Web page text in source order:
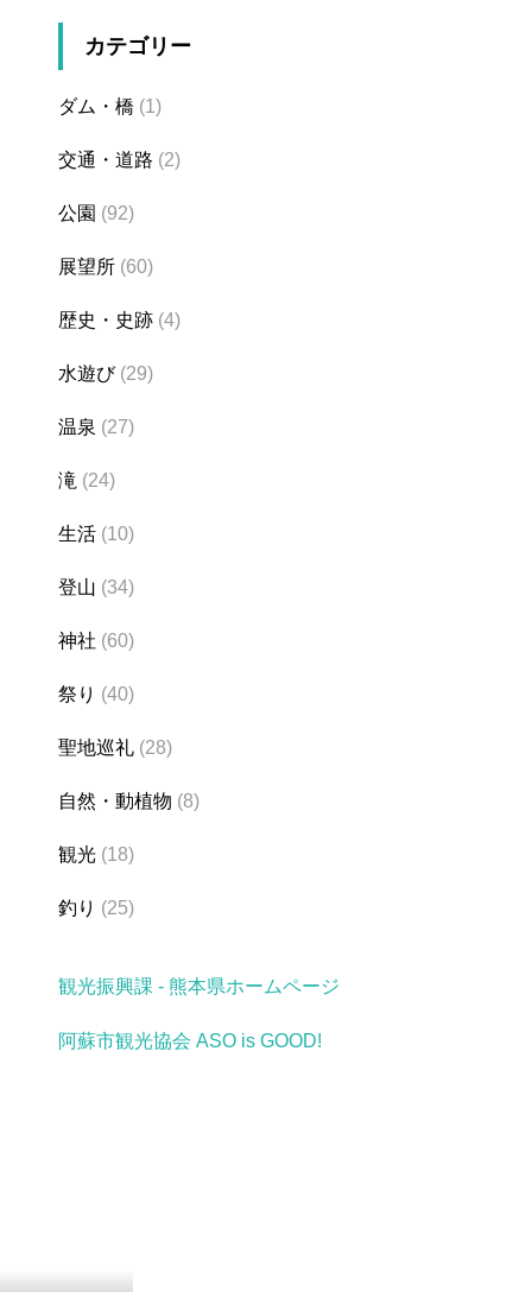
カテゴリー
ダム・橋 (1)
交通・道路 (2)
公園 (92)
展望所 (60)
歴史・史跡 (4)
水遊び(29)
温泉 (27)
滝 (24)
生活 (10)
登山 (34)
神社 (60)
祭り (40)
聖地巡礼 (28)
自然・動植物 (8)
観光 (18)
釣り (25)
観光振興課 - 熊本県ホームページ
阿蘇市観光協会 ASO is GOOD!